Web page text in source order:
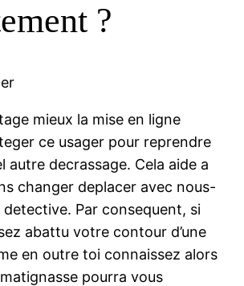
?
mieux la mise en ligne
ce usager pour reprendre
autre decrassage. Cela aide a
changer deplacer avec nous-
detective. Par consequent, si
abattu votre contour d’une
en outre toi connaissez alors
matignasse pourra vous